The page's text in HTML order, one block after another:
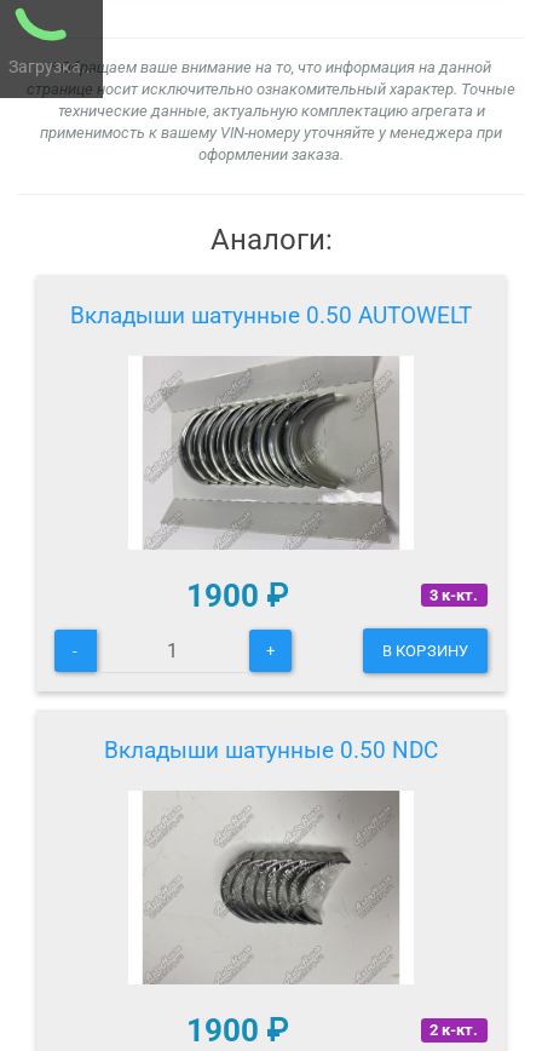
Загрузка...* Обращаем ваше внимание на то, что информация на данной
странице носит исключительно ознакомительный характер. Точные
технические данные, актуальную комплектацию агрегата и
применимость к вашему VIN-номеру уточняйте у менеджера при
оформлении заказа.
Аналоги:
Вкладыши шатунные 0.50 AUTOWELT
3 к-кт.
1900 ₽
- + В КОРЗИНУ
Вкладыши шатунные 0.50 NDC
2 к-кт.
1900 ₽